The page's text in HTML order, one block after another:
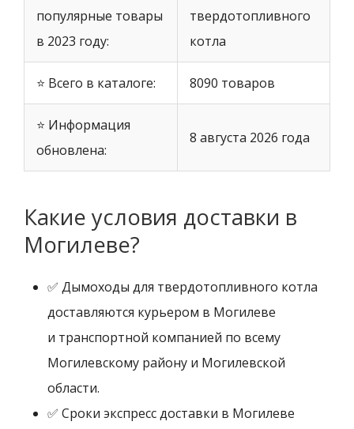
популярные товары
в 2023 году:
твердотопливного
котла
⭐ Всего в каталоге: 8090 товаров
⭐ Информация
обновлена:
8 августа 2026 года
Какие условия доставки в
Могилеве?
✅ Дымоходы для твердотопливного котла
доставляются курьером в Могилеве
и транспортной компанией по всему
Могилевскому району и Могилевской
области.
✅ Сроки экспресс доставки в Могилеве